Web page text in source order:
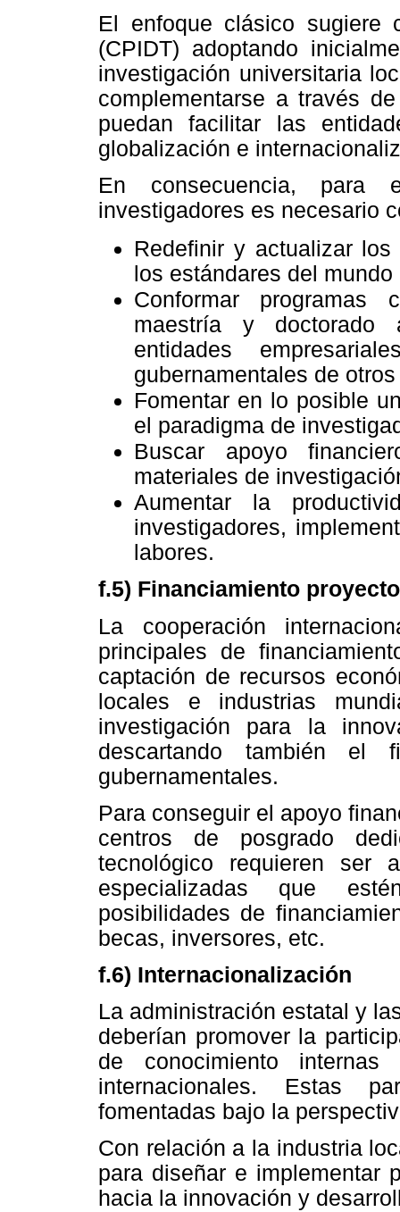
El enfoque clásico sugiere
(CPIDT) adoptando
investigación universitaria
complementarse a través
puedan facilitar las
globalización e
En consecuencia, para
investigadores es necesario
Redefinir y actualizar
los estándares del
Conformar programas
maestría y doctorado
entidades
gubernamentales de
Fomentar en lo posible
el paradigma de
Buscar apoyo
materiales de
Aumentar la
investigadores,
labores.
f.5) Financiamiento
La cooperación
principales de
captación de recursos
locales e industrias
investigación para la
descartando también el
gubernamentales.
Para conseguir el apoyo
centros de posgrado
tecnológico requieren ser
especializadas que
posibilidades de
becas, inversores, etc.
f.6) Internacionalización
La administración estatal y
deberían promover la
de conocimiento
internacionales. Estas
fomentadas bajo la
Con relación a la industria
para diseñar e implementar
hacia la innovación y